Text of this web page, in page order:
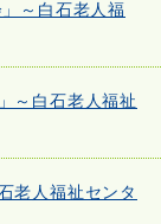
～白石老人福
～白石老人福祉
老人福祉センタ